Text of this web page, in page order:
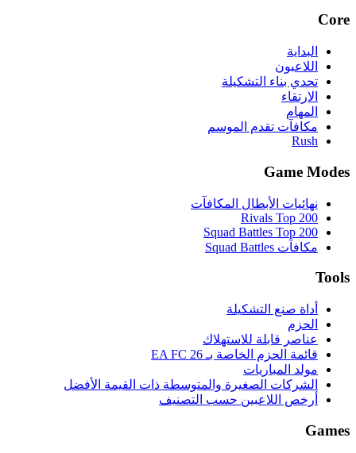
Core
البداية
اللاعبون
تحدي بناء التشكيلة
الارتقاء
المهام
مكافآت تقدم الموسم
Rush
Game Modes
نهائيات الأبطال المكافآت
Rivals Top 200
Squad Battles Top 200
مكافآت Squad Battles
Tools
أداة صنع التشكيلة
الحزم
عناصر قابلة للاستهلاك
قائمة الحزم الخاصة بـ EA FC 26
مولد المباريات
الشركات الصغيرة والمتوسطة ذات القيمة الأفضل
أرخص اللاعبين حسب التصنيف
Games